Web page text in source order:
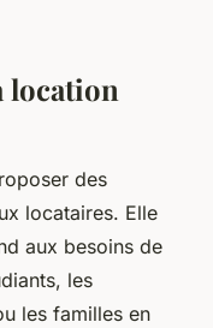
location
des
locataires. Elle
aux besoins de
les
les familles en